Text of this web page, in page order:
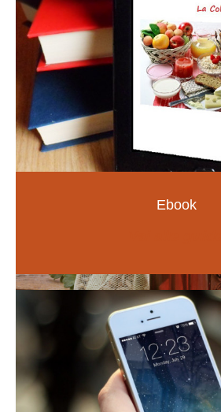
Fiori di Bach
PER LE EMOZIONI E
SCOPRI DI PIÙ
Ebook